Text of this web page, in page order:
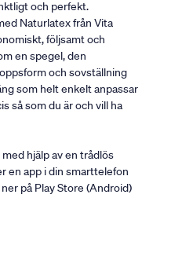
och perfekt.
Naturlatex från Vita
följsamt och
en spegel, den
och sovställning
som helt enkelt anpassar
så som du är och vill ha
hjälp av en trådlös
en app i din smarttelefon
på Play Store (Android)